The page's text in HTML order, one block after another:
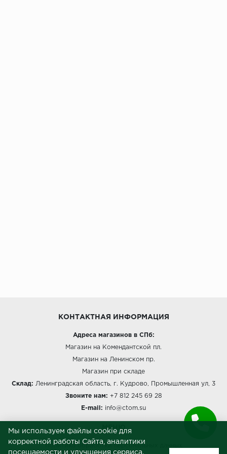
КОНТАКТНАЯ ИНФОРМАЦИЯ
Адреса магазинов в СПб:
Магазин на Комендантской пл.
Магазин на Ленинском пр.
Магазин при складе
Склад: Ленинградская область, г. Кудрово, Промышленная ул, 3
Звоните нам: +7 812 245 69 28
E-mail: info@ctom.su
МЕНЮ
Политика обработки персональных данных
Мы используем файлы cookie для
корректной работы Сайта, аналитики
посещаемости и улучшения сервиса.